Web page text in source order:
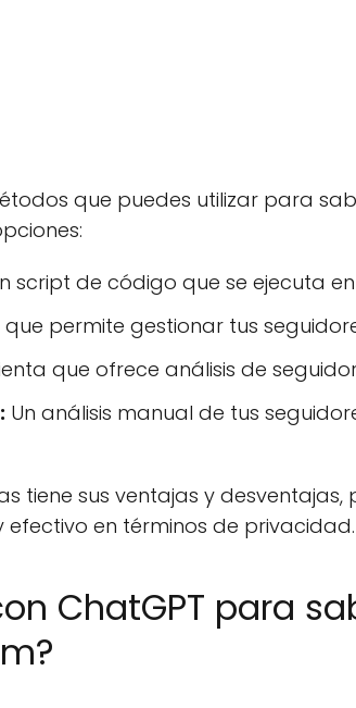
que puedes utilizar para
script de código que se ejecuta
permite gestionar tus
que ofrece análisis de
Un análisis manual de tus
tiene sus ventajas y desventajas,
en términos de privacidad.
ChatGPT para